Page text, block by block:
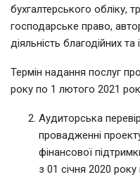
бухгалтерського обліку,
господарське право,
діяльність благодійних
Термін надання послуг
року по 1 лютого 2021
Аудиторська
провадженні
фінансової
з 01 січня 2020